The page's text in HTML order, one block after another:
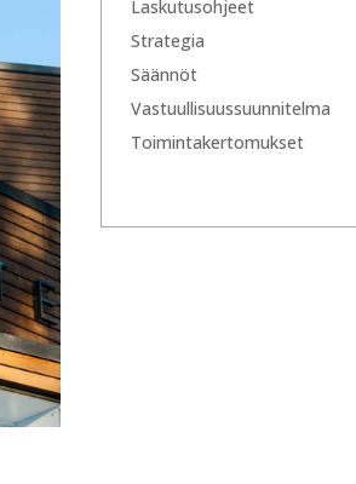
Laskutusohjeet
Strategia
Säännöt
Vastuullisuussuunnitelma
Toimintakertomukset